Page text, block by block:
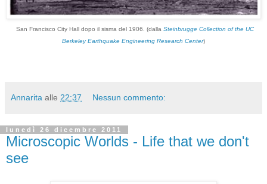
San Francisco City Hall dopo il sisma del 1906. (dalla Steinbrugge Collection of the UC
Berkeley Earthquake Engineering Research Center)
Annarita alle 22:37 Nessun commento:
lunedì 26 dicembre 2011
Microscopic Worlds - Life that we don't
see